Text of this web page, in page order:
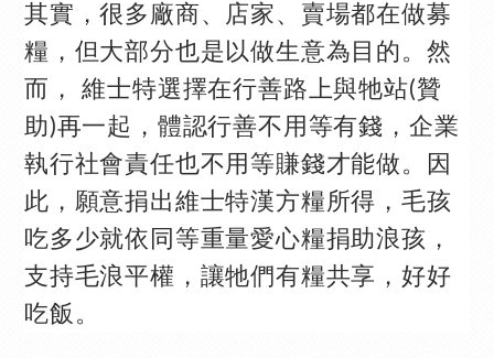
其實，很多廠商、店家、賣場都在做募
糧，但大部分也是以做生意為目的。然
而， 維士特選擇在行善路上與牠站(贊
助)再一起，體認行善不用等有錢，企業
執行社會責任也不用等賺錢才能做。
因
此，願意捐出維士特漢方糧所得，毛孩
吃多少就依同等重量愛心糧捐助浪孩，
支持毛浪平權，讓牠們有糧共享，好好
吃飯。